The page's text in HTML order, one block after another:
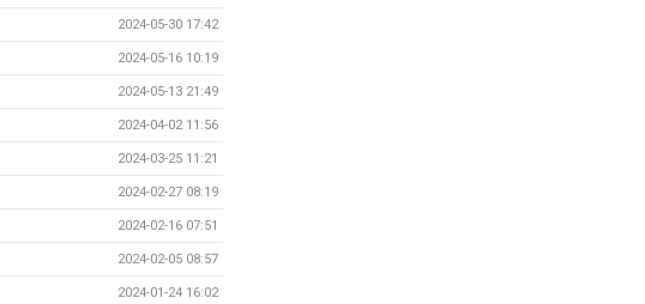
2024-05-30 17:42
2024-05-16 10:19
2024-05-13 21:49
2024-04-02 11:56
2024-03-25 11:21
2024-02-27 08:19
2024-02-16 07:51
2024-02-05 08:57
2024-01-24 16:02